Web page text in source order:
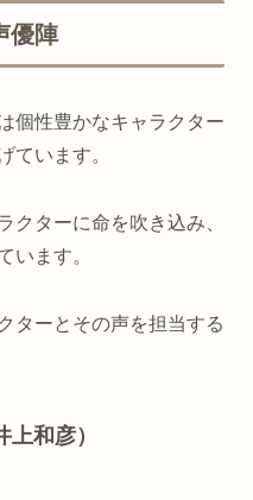
優陣
個性豊かなキャラクター
ています。
クターに命を吹き込み、
います。
ターとその声を担当する
和彦）